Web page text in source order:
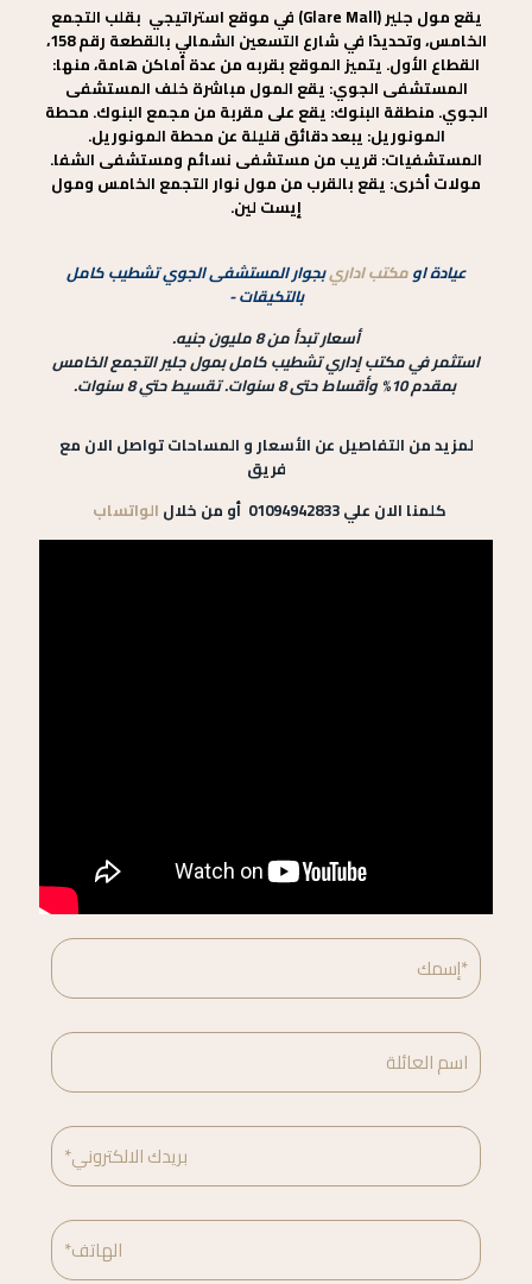
يقع مول جلير (Glare Mall) في موقع استراتيجي بقلب التجمع
الخامس، وتحديدًا في شارع التسعين الشمالي بالقطعة رقم 158،
القطاع الأول. يتميز الموقع بقربه من عدة أماكن هامة، منها:
المستشفى الجوي: يقع المول مباشرة خلف المستشفى
الجوي. منطقة البنوك: يقع على مقربة من مجمع البنوك. محطة
المونوريل: يبعد دقائق قليلة عن محطة المونوريل.
المستشفيات: قريب من مستشفى نسائم ومستشفى الشفا.
مولات أخرى: يقع بالقرب من مول نوار التجمع الخامس ومول
إيست لين.
عيادة اومكتب اداريبجوار المستشفى الجوي تشطيب كامل
بالتكيقات -
أسعار تبدأ من 8 مليون جنيه.
استثمر في مكتب إداري تشطيب كامل بمول جلير التجمع الخامس
بمقدم 10% وأقساط حتى 8 سنوات. تقسيط حتي 8 سنوات.
لمزيد من التفاصيل عن الأسعار و المساحات تواصل الان مع
فريق
كلمنا الان علي 01094942833 أو من خلال
الواتساب